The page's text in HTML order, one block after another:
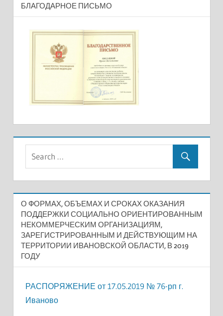
БЛАГОДАРНОЕ ПИСЬМО
О ФОРМАХ, ОБЪЕМАХ И СРОКАХ ОКАЗАНИЯ
ПОДДЕРЖКИ СОЦИАЛЬНО ОРИЕНТИРОВАННЫМ
НЕКОММЕРЧЕСКИМ ОРГАНИЗАЦИЯМ,
ЗАРЕГИСТРИРОВАННЫМ И ДЕЙСТВУЮЩИМ НА
ТЕРРИТОРИИ ИВАНОВСКОЙ ОБЛАСТИ, В 2019
ГОДУ
РАСПОРЯЖЕНИЕ от 17.05.2019 № 76-рп г.
Иваново